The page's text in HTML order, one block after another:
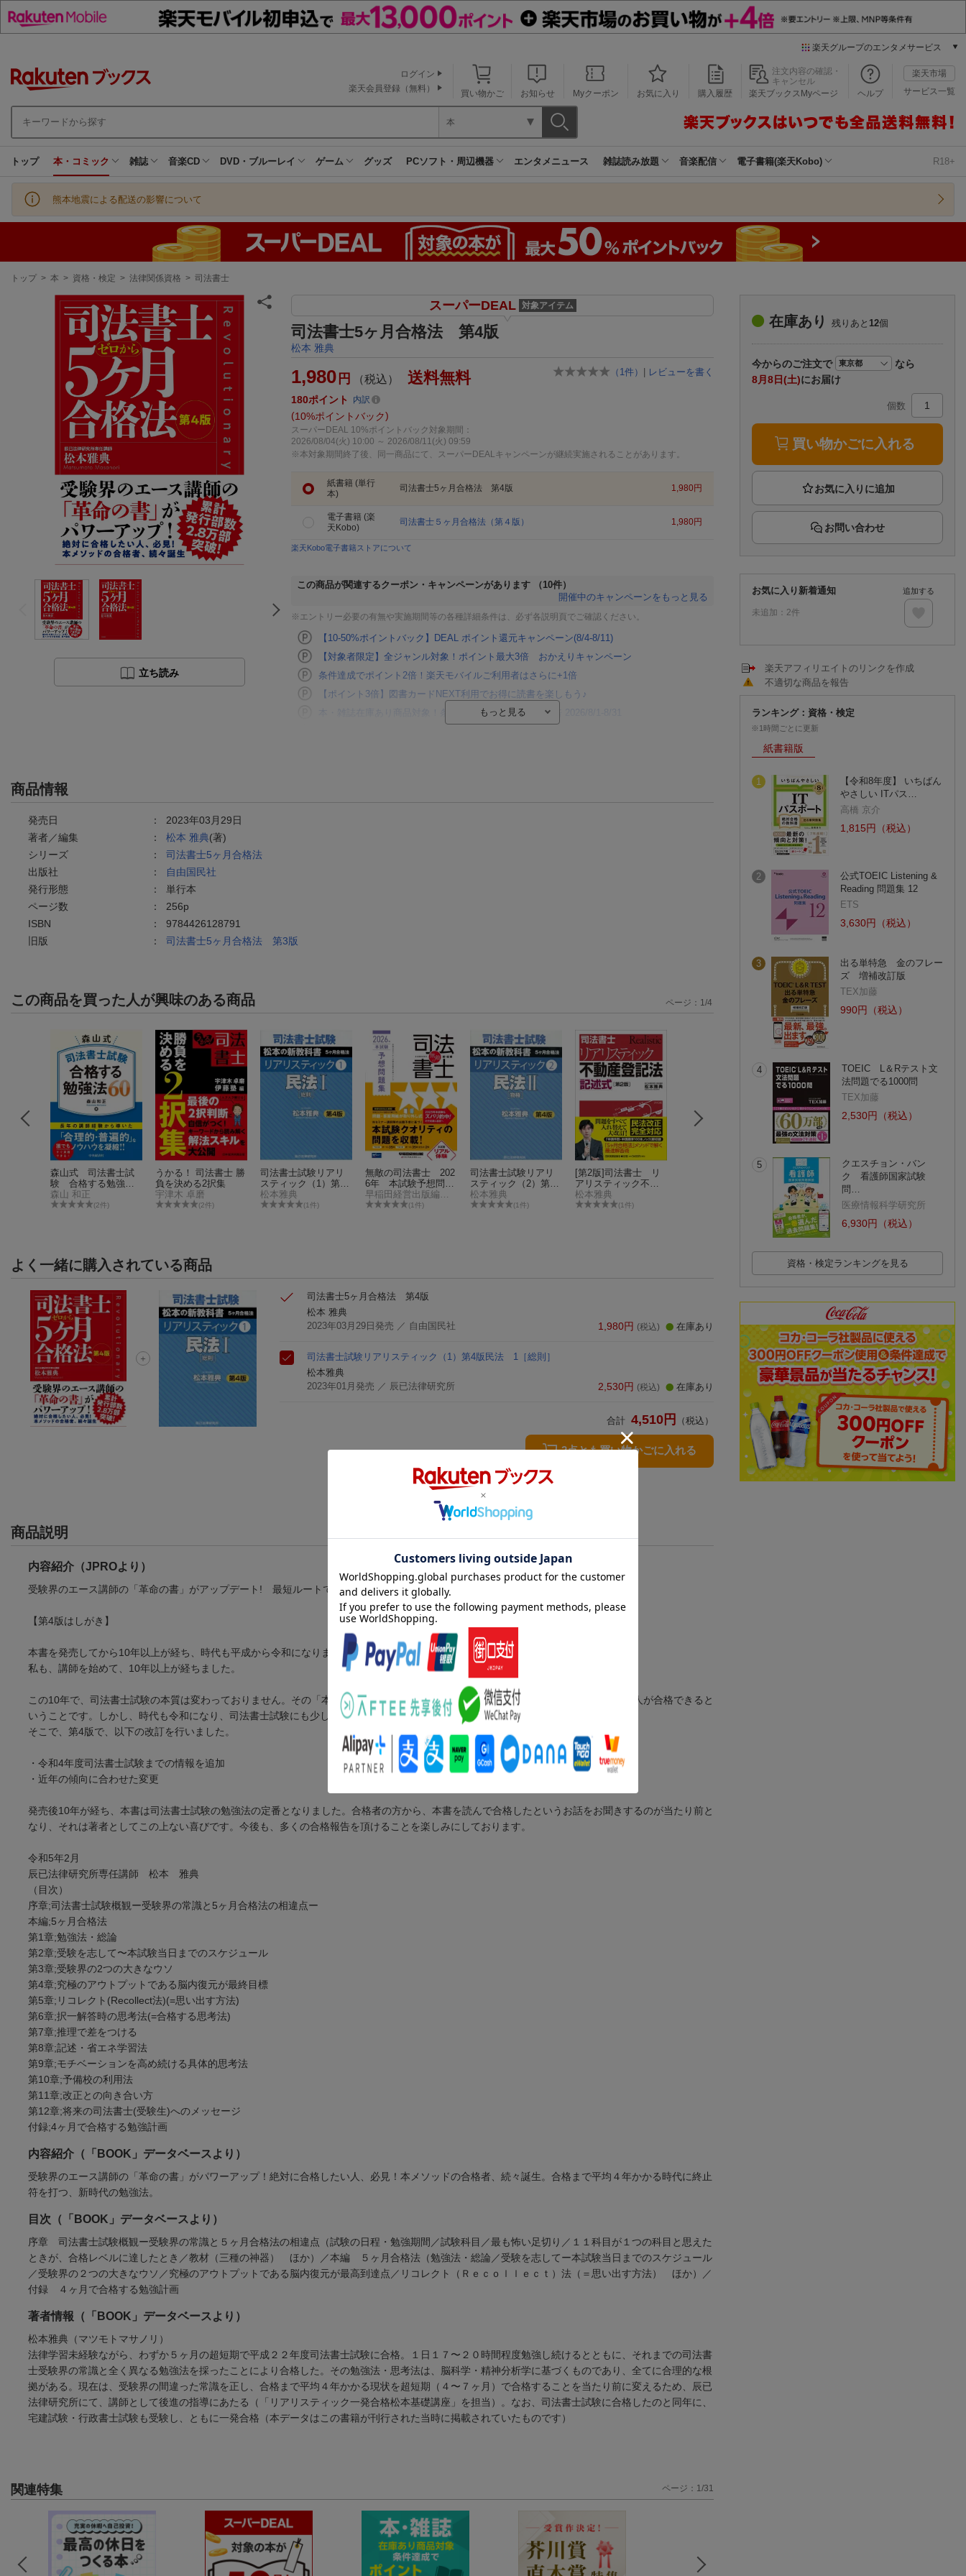
楽天グループのエンタメサービス
本/ゲーム/CD/DVD
楽天ブックス
楽天Kobo
楽天チケット
エンタメニュース
推し楽
買い物かご お知らせ Myクーポン お気に入り 購入履歴
注文内容の確認・
キャンセル
楽天ブックスMyページ
ヘルプ
楽天市場
サービス一覧
ログイン
楽天会員登録（無料）
本
トップ 本・コミック 雑誌 音楽CD DVD・ブルーレイ ゲーム グッズ PCソフト・周辺機器 エンタメニュース 雑誌読み放題 音楽配信 電子書籍(楽天Kobo) R18+
熊本地震による配送の影響について
現
トップ > 本 > 資格・検定 > 法律関係資格 > 司法書士
立ち読み
スーパーDEAL 対象アイテム
司法書士5ヶ月合格法 第4版
松本 雅典
（ 1件） | レビューを書く
1,980 円 （税込） 送料無料
180ポイント 内訳
10%ポイントバック
スーパーDEAL 10%ポイントバック対象期間：
2026/08/04(火) 10:00 ～ 2026/08/11(火) 09:59
※本対象期間終了後、同一商品にて、スーパーDEALキャンペーンが継続実施されることがあります。
紙書籍 (単行
本)
司法書士5ヶ月合格法 第4版 1,980円
電子書籍 (楽
天Kobo)
司法書士５ヶ月合格法（第４版） 1,980円
楽天Kobo電子書籍ストアについて
この商品が関連するクーポン・キャンペーンがあります
（10件）
開催中のキャンペーンをもっと見る
※エントリー必要の有無や実施期間等の各種詳細条件は、必ず各説明頁でご確認ください。
【10-50%ポイントバック】DEAL ポイント還元キャンペーン(8/4-8/11)
【対象者限定】全ジャンル対象！ポイント最大3倍 おかえりキャンペーン
条件達成でポイント2倍！楽天モバイルご利用者はさらに+1倍
【ポイント3倍】図書カードNEXT利用でお得に読書を楽しもう♪
本・雑誌在庫あり商品対象！条件達成でポイント最大10倍 2026/8/1-8/31
商品情報
発売日 ： 2023年03月29日
著者／編集
： 松本 雅典(著)
シリーズ
： 司法書士5ヶ月合格法
出版社
：
自由国民社
発行形態
： 単行本
ページ数
： 256p
ISBN
： 9784426128791
旧版
： 司法書士5ヶ月合格法 第3版
この商品を買った人が興味のある商品
森山式 司法書士試
験 合格する勉強法6
0
森山 和正
(2件)
うかる！ 司法書士 勝
負を決める2択集
宇津木 卓磨
(2件)
司法書士試験リアリ
スティック（1）第4
版
松本雅典
(1件)
無敵の司法書士 202
6年 本試験予想問題
集
(1件)
司法書士試験リアリ
スティック（2）第4
版
松本雅典
(1件)
[第2版]司法書士 リ
アリスティック不動
産登記法 記述式
松本雅典
(1件)
司法書士の「お仕
事」と「正体」が
よ〜くわかる本［第3
版］
大越一毅
新人司法書士・
者のための登記
ページ： 1/4
よく一緒に購入されている商品
司法書士5ヶ月合格法 第4版
松本 雅典
2023年03月29日発売 ／ 自由国民社 1,980円 (税込) 在庫あり
司法書士試験リアリスティック（1）第4版 民法1［総則］
松本雅典
2023年01月発売 ／ 辰已法律研究所 2,530円 (税込) 在庫あり
合計 4,510 円 （税込）
2点とも買い物かごに入れる
商品説明
内容紹介（JPROより）
受験界のエース講師の「革命の書」がアップデート! 最短ルートで一発合格を狙いたい方、必見！ 累計発行部数2.8万部突破！
【第4版はしがき】
本書を発売してから10年以上が経ち、時代も平成から令和になりました。
私も、講師を始めて、10年以上が経ちました。
この10年で、司法書士試験の本質は変わっておりません。その「本質」とは、基礎を理解・記憶しており、それを少しだけ応用できる人が合格できると
いうことです。しかし、時代も令和になり、司法書士試験にも少し傾向や内容の変化がありました。
そこで、第4版で、以下の改訂を行いました。
・令和4年度司法書士試験までの情報を追加
・近年の傾向に合わせた変更
発売後10年が経ち、本書は司法書士試験の勉強法の定番となりました。合格者の方から、本書を読んで合格したというお話をお聞きするのが当たり前と
なり、それは著者としてこの上ない喜びです。今後も、多くの合格報告を頂けることを楽しみにしております。
令和5年2月
辰已法律研究所専任講師 松本 雅典
（目次）
序章;司法書士試験概観ー受験界の常識と5ヶ月合格法の相違点ー
本編;5ヶ月合格法
第1章;勉強法・総論
第2章;受験を志して〜本試験当日までのスケジュール
第3章;受験界の2つの大きなウソ
第4章;究極のアウトプットである脳内復元が最終目標
第5章;リコレクト(Recollect法)(=思い出す方法)
第6章;択一解答時の思考法(=合格する思考法)
第7章;推理で差をつける
第8章;記述・省エネ学習法
第9章;モチベーションを高め続ける具体的思考法
第10章;予備校の利用法
第11章;改正との向き合い方
第12章;将来の司法書士(受験生)へのメッセージ
付録;4ヶ月で合格する勉強計画
内容紹介（「BOOK」データベースより）
受験界のエース講師の「革命の書」がパワーアップ！絶対に合格したい人、必見！本メソッドの合格者、続々誕生。合格まで平均４年かかる時代に終止
符を打つ、新時代の勉強法。
目次（「BOOK」データベースより）
序章 司法書士試験概観ー受験界の常識と５ヶ月合格法の相違点（試験の日程・勉強期間／試験科目／最も怖い足切り／１１科目が１つの科目と思えた
ときが、合格レベルに達したとき／教材（三種の神器） ほか）／本編 ５ヶ月合格法（勉強法・総論／受験を志してー本試験当日までのスケジュール
／受験界の２つの大きなウソ／究極のアウトプットである脳内復元が最高到達点／リコレクト（Ｒｅｃｏｌｌｅｃｔ）法（＝思い出す方法） ほか）／
付録 ４ヶ月で合格する勉強計画
著者情報（「BOOK」データベースより）
松本雅典（マツモトマサノリ）
法律学習未経験ながら、わずか５ヶ月の超短期で平成２２年度司法書士試験に合格。１日１７〜２０時間程度勉強し続けるとともに、それまでの司法書
士受験界の常識と全く異なる勉強法を採ったことにより合格した。その勉強法・思考法は、脳科学・精神分析学に基づくものであり、全てに合理的な根
拠がある。現在は、受験界の間違った常識を正し、合格まで平均４年かかる現状を超短期（４〜７ヶ月）で合格することを当たり前に変えるため、辰已
法律研究所にて、講師として後進の指導にあたる（「リアリスティック一発合格松本基礎講座」を担当）。なお、司法書士試験に合格したのと同年に、
宅建試験・行政書士試験も受験し、ともに一発合格（本データはこの書籍が刊行された当時に掲載されていたものです）
関連特集 ページ：1/31
在庫あり 残りあと 12個
今からのご注文で
なら
8月8日(土)にお届け
個数
買い物かごに入れる
お問い合わせ
お気に入り新着通知
未追加： 2件
追加する
楽天アフィリエイトのリンクを作成
不適切な商品を報告
ランキング：資格・検定
※1時間ごとに更新
紙書籍版
1
【令和8年度】 いちばん
やさしい ITパス…
高橋 京介
1,815円（税込）
2
公式TOEIC Listening &
Reading 問題集 12
ETS
3,630円（税込）
3
出る単特急 金のフレー
ズ 増補改訂版
TEX加藤
990円（税込）
4
TOEIC L＆Rテスト文
法問題でる1000問
TEX加藤
2,530円（税込）
5
クエスチョン・バン
ク 看護師国家試験
問…
医療情報科学研究所
6,930円（税込）
資格・検定ランキングを見る